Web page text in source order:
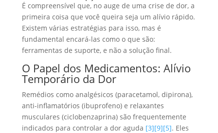
É compreensível que, no auge de uma crise de dor, a
primeira coisa que você queira seja um alívio rápido.
Existem várias estratégias para isso, mas é
fundamental encará-las como o que são:
ferramentas de suporte, e não a solução final.
O Papel dos Medicamentos: Alívio
Temporário da Dor
Remédios como analgésicos (paracetamol, dipirona),
anti-inflamatórios (ibuprofeno) e relaxantes
musculares (ciclobenzaprina) são frequentemente
indicados para controlar a dor aguda [3][9][5]. Eles